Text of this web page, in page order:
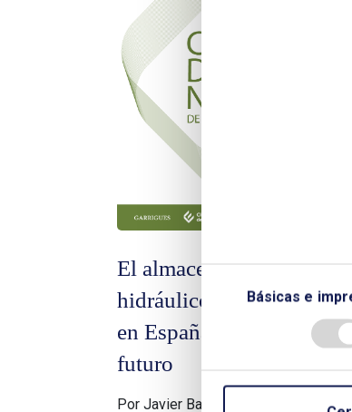
Básicas e
El almacenamiento
hidráulico de energía
en España: presente y
futuro
Por Javier Baztán, Ingeniero de